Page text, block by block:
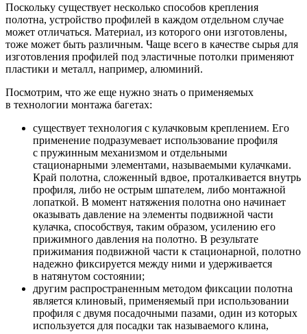
Поскольку существует несколько способов крепления
полотна, устройство профилей в каждом отдельном случае
может отличаться. Материал, из которого они изготовлены,
тоже может быть различным. Чаще всего в качестве сырья для
изготовления профилей под эластичные потолки применяют
пластики и металл, например, алюминий.
Посмотрим, что же еще нужно знать о применяемых
в технологии монтажа багетах:
существует технология с кулачковым креплением. Его
применение подразумевает использование профиля
с пружинным механизмом и отдельными
стационарными элементами, называемыми кулачками.
Край полотна, сложенный вдвое, проталкивается внутрь
профиля, либо не острым шпателем, либо монтажной
лопаткой. В момент натяжения полотна оно начинает
оказывать давление на элементы подвижной части
кулачка, способствуя, таким образом, усилению его
прижимного давления на полотно. В результате
прижимания подвижной части к стационарной, полотно
надежно фиксируется между ними и удерживается
в натянутом состоянии;
другим распространенным методом фиксации полотна
является клиновый, применяемый при использовании
профиля с двумя посадочными пазами, один из которых
используется для посадки так называемого клина,